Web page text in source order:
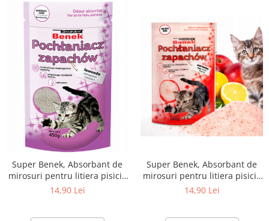
Super Benek, Absorbant de
mirosuri pentru litiera pisicii,
lavanda, 450g
14,90 Lei
Super Benek, Absorbant de
mirosuri pentru litiera pisicii,
aroma fructata, 200g
14,90 Lei